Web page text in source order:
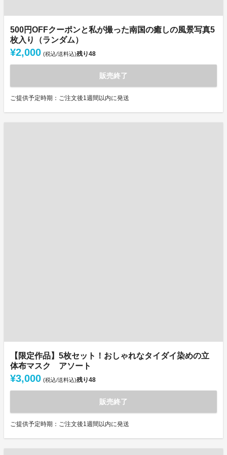
500円OFFクーポンと私が撮った南国の癒しの風景写真5
枚入り（ランダム）
¥2,000 (税込/送料込)残り48
販売終了
ご提供予定時期：ご注文後1週間以内に発送
【限定作品】5枚セット！おしゃれなタイダイ染めの立
体布マスク アソート
¥3,000 (税込/送料込)残り48
販売終了
ご提供予定時期：ご注文後1週間以内に発送